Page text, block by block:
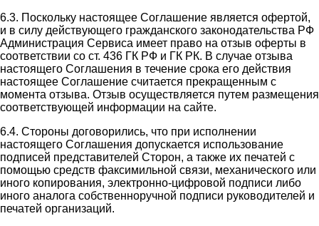
6.3. Поскольку настоящее Соглашение является офертой,
и в силу действующего гражданского законодательства РФ
Администрация Сервиса имеет право на отзыв оферты в
соответствии со ст. 436 ГК РФ и ГК РК. В случае отзыва
настоящего Соглашения в течение срока его действия
настоящее Соглашение считается прекращенным с
момента отзыва. Отзыв осуществляется путем размещения
соответствующей информации на сайте.
6.4. Стороны договорились, что при исполнении
настоящего Соглашения допускается использование
подписей представителей Сторон, а также их печатей с
помощью средств факсимильной связи, механического или
иного копирования, электронно-цифровой подписи либо
иного аналога собственноручной подписи руководителей и
печатей организаций.